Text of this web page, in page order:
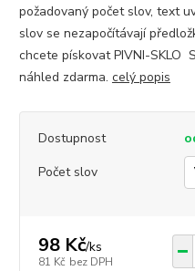
požadovaný počet slov, text
slov se nezapočítávají
chcete pískovat PIVNI-SKLO
náhled zdarma. celý popis
Dostupnost
Počet slov
98 Kč/ks
81 Kč bez DPH